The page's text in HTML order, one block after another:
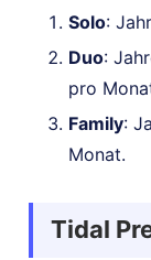
Solo:
Duo:
pro
Family:
Monat.
Tidal